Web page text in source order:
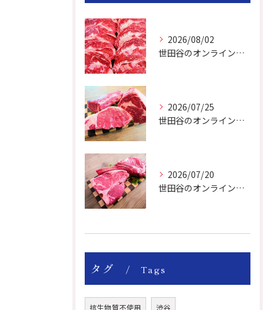
2026/08/02
世田谷のオンライン肉屋は厳選輸入牛を取り扱っています。
2026/07/25
世田谷のオンライン肉屋の輸入牛は特別です。
2026/07/20
世田谷のオンライン肉屋のトマホークやTボーンで楽しいBBQー！
タグ Tags
抗生物質不使用 渋谷